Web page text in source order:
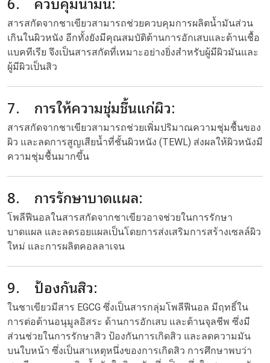
สารสกัดจากชาเขียวสามารถช่วยควบคุมการผลิตน้ำมันส่วน
เกินในผิวหนัง อีกทั้งยังมีคุณสมบัติต้านการอักเสบและต้านเชื้อ
แบคทีเรีย จึงเป็นสารสกัดที่เหมาะอย่างยิ่งสำหรับผู้มีผิวมันและ
ผู้มีผิวเป็นสิว
7. การให้ความชุ่มชื้นแก่ผิว:
สารสกัดจากชาเขียวสามารถช่วยเพิ่มปริมาณความชุ่มชื้นของ
ผิว และลดการสูญเสียน้ำที่ชั้นผิวหนัง (TEWL) ส่งผลให้ผิวหนังมี
ความชุ่มชื้นมากขึ้น
8. การรักษาบาดแผล:
โพลีฟีนอลในสารสกัดจากชาเขียวอาจช่วยในการรักษา
บาดแผล และลดรอยแผลเป็นโดยการส่งเสริมการสร้างเซลล์ผิว
ใหม่ และการผลิตคอลลาเจน
9. ป้องกันสิว:
ในชาเขียวมีสาร EGCG ซึ่งเป็นสารกลุ่มโพลีฟีนอล มีฤทธิ์ใน
การต่อต้านอนุมูลอิสระ ด้านการอักเสบ และต้านจุลชีพ ซึ่งมี
ส่วนช่วยในการรักษาสิว ป้องกันการเกิดสิว และลดความมัน
บนใบหน้า ซึ่งเป็นสาเหตุหนึ่งของการเกิดสิว การศึกษาพบว่า